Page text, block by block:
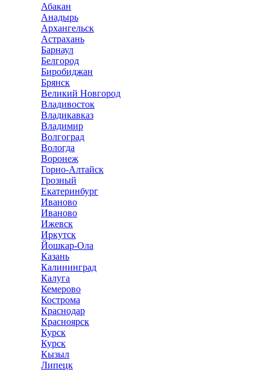
Абакан
Анадырь
Архангельск
Астрахань
Барнаул
Белгород
Биробиджан
Брянск
Великий Новгород
Владивосток
Владикавказ
Владимир
Волгоград
Вологда
Воронеж
Горно-Алтайск
Грозный
Екатеринбург
Иваново
Иваново
Ижевск
Иркутск
Йошкар-Ола
Казань
Калининград
Калуга
Кемерово
Кострома
Краснодар
Красноярск
Курск
Курск
Кызыл
Липецк